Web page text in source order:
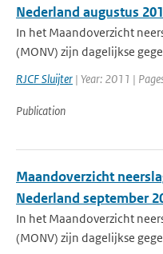
Nederland augustus
In het Maandoverzicht
(MONV) zijn dagelijkse
RJCF Sluijter | Year: 2011 |
Publication
Maandoverzicht
Nederland september
In het Maandoverzicht
(MONV) zijn dagelijkse